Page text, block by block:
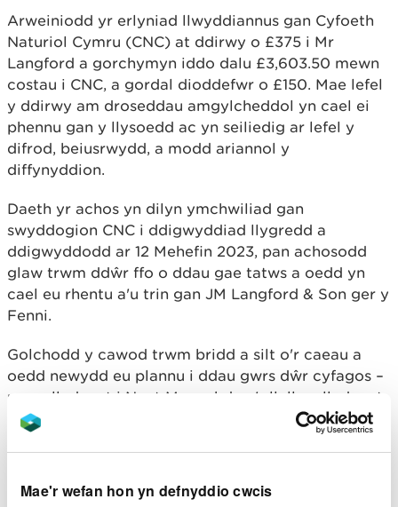
Mae'r wefan hon yn defnyddio cwcis
Arweiniodd yr erlyniad llwyddiannus gan Cyfoeth
Naturiol Cymru (CNC) at ddirwy o £375 i Mr
Langford a gorchymyn iddo dalu £3,603.50 mewn
costau i CNC, a gordal dioddefwr o £150. Mae lefel
y ddirwy am droseddau amgylcheddol yn cael ei
phennu gan y llysoedd ac yn seiliedig ar lefel y
difrod, beiusrwydd, a modd ariannol y
diffynyddion.
Daeth yr achos yn dilyn ymchwiliad gan
swyddogion CNC i ddigwyddiad llygredd a
ddigwyddodd ar 12 Mehefin 2023, pan achosodd
glaw trwm ddŵr ffo o ddau gae tatws a oedd yn
cael eu rhentu a'u trin gan JM Langford & Son ger y
Fenni.
Golchodd y cawod trwm bridd a silt o'r caeau a
oedd newydd eu plannu i ddau gwrs dŵr cyfagos –
un yn llednant i Nant Mynachdy a'r llall yn llednant
i Nant Gafenni.
Gall llygredd silt effeithio'n sylweddol ar ansawdd
planhigion a physgod. Gall hefyd gyfyngu ar silio